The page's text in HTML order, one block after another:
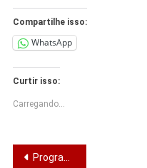
Compartilhe isso:
WhatsApp
Curtir isso:
Carregando...
Navegação
Programa Primeiro Emprego fortalece inserção de jovens sergipanos no mercado de trabalho